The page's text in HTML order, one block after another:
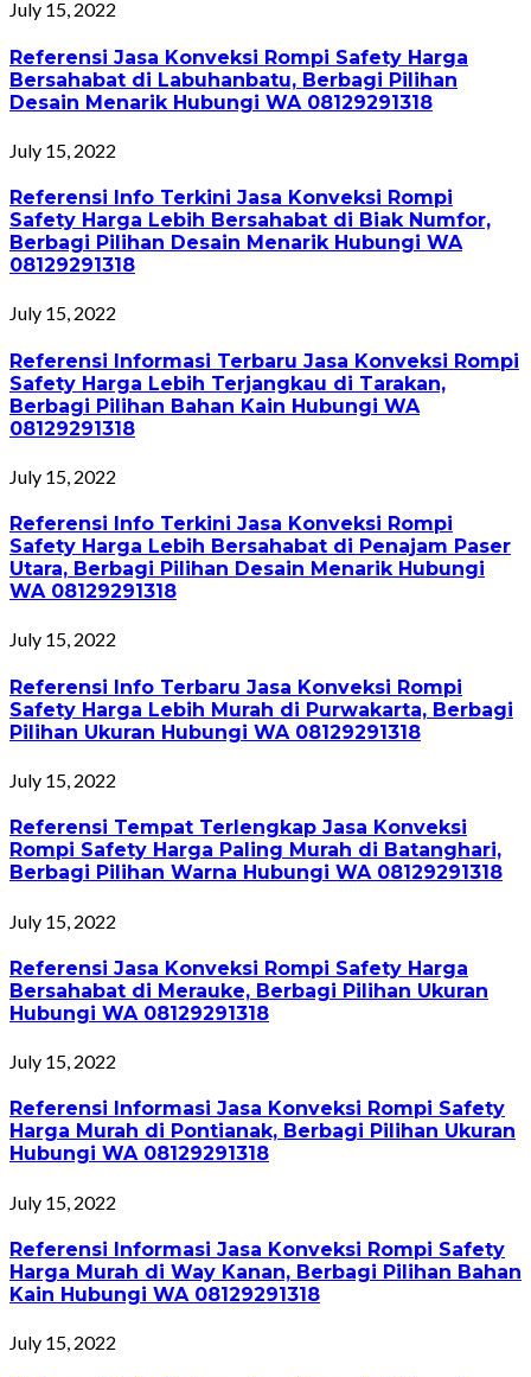
July 15, 2022
Referensi Jasa Konveksi Rompi Safety Harga
Bersahabat di Labuhanbatu, Berbagi Pilihan
Desain Menarik Hubungi WA 08129291318
July 15, 2022
Referensi Info Terkini Jasa Konveksi Rompi
Safety Harga Lebih Bersahabat di Biak Numfor,
Berbagi Pilihan Desain Menarik Hubungi WA
08129291318
July 15, 2022
Referensi Informasi Terbaru Jasa Konveksi Rompi
Safety Harga Lebih Terjangkau di Tarakan,
Berbagi Pilihan Bahan Kain Hubungi WA
08129291318
July 15, 2022
Referensi Info Terkini Jasa Konveksi Rompi
Safety Harga Lebih Bersahabat di Penajam Paser
Utara, Berbagi Pilihan Desain Menarik Hubungi
WA 08129291318
July 15, 2022
Referensi Info Terbaru Jasa Konveksi Rompi
Safety Harga Lebih Murah di Purwakarta, Berbagi
Pilihan Ukuran Hubungi WA 08129291318
July 15, 2022
Referensi Tempat Terlengkap Jasa Konveksi
Rompi Safety Harga Paling Murah di Batanghari,
Berbagi Pilihan Warna Hubungi WA 08129291318
July 15, 2022
Referensi Jasa Konveksi Rompi Safety Harga
Bersahabat di Merauke, Berbagi Pilihan Ukuran
Hubungi WA 08129291318
July 15, 2022
Referensi Informasi Jasa Konveksi Rompi Safety
Harga Murah di Pontianak, Berbagi Pilihan Ukuran
Hubungi WA 08129291318
July 15, 2022
Referensi Informasi Jasa Konveksi Rompi Safety
Harga Murah di Way Kanan, Berbagi Pilihan Bahan
Kain Hubungi WA 08129291318
July 15, 2022